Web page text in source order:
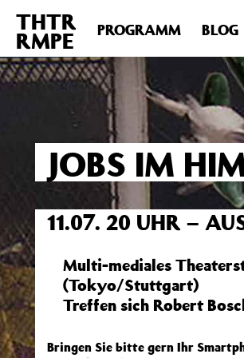
Deprecated : Die Funktion
includes/functions.phpon line6031
THTR
RMPE PROGRAMM BLOG
JOBS IM
11.07. 20 UHR –
Multi-mediales
(Tokyo/Stuttgart)
Treffen sich Robert
Bringen Sie bitte gern Ihr